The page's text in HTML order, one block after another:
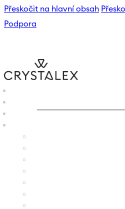
Přeskočit na hlavní obsah
Podpora
B2B